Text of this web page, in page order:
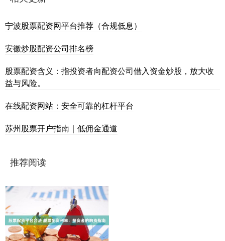
宁波股票配资网平台推荐（合规低息）
安徽炒股配资公司排名榜
股票配资含义：指投资者向配资公司借入资金炒股，放大收
益与风险。
在线配资网站：安全可靠的杠杆平台
苏州股票开户指南｜低佣金通道
推荐阅读